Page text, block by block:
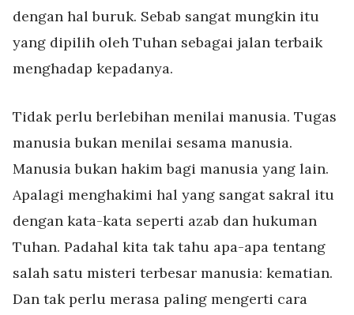
dengan hal buruk. Sebab sangat mungkin itu
yang dipilih oleh Tuhan sebagai jalan terbaik
menghadap kepadanya.
Tidak perlu berlebihan menilai manusia. Tugas
manusia bukan menilai sesama manusia.
Manusia bukan hakim bagi manusia yang lain.
Apalagi menghakimi hal yang sangat sakral itu
dengan kata-kata seperti azab dan hukuman
Tuhan. Padahal kita tak tahu apa-apa tentang
salah satu misteri terbesar manusia: kematian.
Dan tak perlu merasa paling mengerti cara